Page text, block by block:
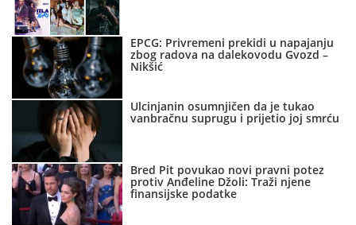
EPCG: Privremeni prekidi u napajanju
zbog radova na dalekovodu Gvozd –
Nikšić
Ulcinjanin osumnjičen da je tukao
vanbračnu suprugu i prijetio joj smrću
Bred Pit povukao novi pravni potez
protiv Anđeline Džoli: Traži njene
finansijske podatke